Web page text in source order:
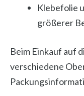
Klebefolie
größerer
Beim Einkauf auf
verschiedene